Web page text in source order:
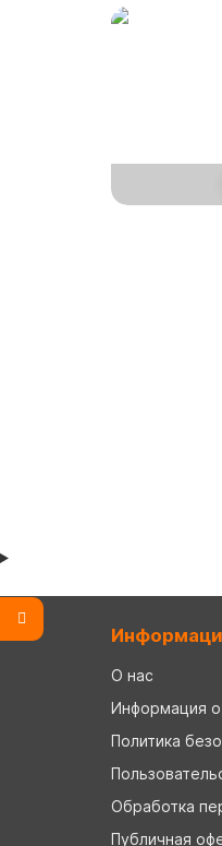
О нас
Информация о
Политика
Обработка
Публичная